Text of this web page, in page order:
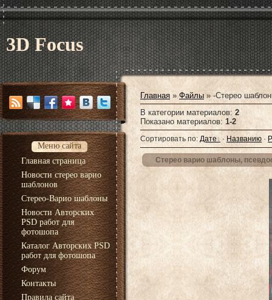
3D Focus
Меню сайта
Главная страница
Новости стерео варио
шаблонов
Стерео-Варио шаблоны
Новости Авторских
PSD работ для
фотошопа
Каталог Авторских PSD
работ для фотошопа
Форум
Контакты
Правила сайта
Главная » Файлы» -Стерео
В категории материалов: 2
Показано материалов: 1-2
Сортировать по:Дате · Названию ·
Стерео варио шаблоны,